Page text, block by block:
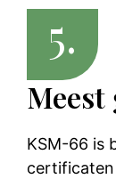
5.
KSM-66 is